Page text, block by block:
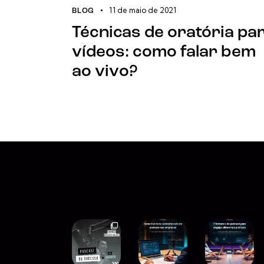
BLOG 11 de maio de 2021
Técnicas de oratória
vídeos: como falar bem
ao vivo?